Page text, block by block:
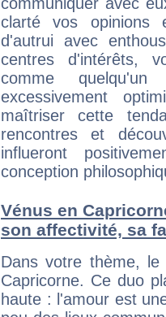
clarté vos opinions
d'autrui avec
centres d'intérêts,
comme
excessivement
maîtriser cette
rencontres et
influeront
conception
Vénus en
son affectivité, sa
Dans votre thème,
Capricorne. Ce duo
haute : l'amour est